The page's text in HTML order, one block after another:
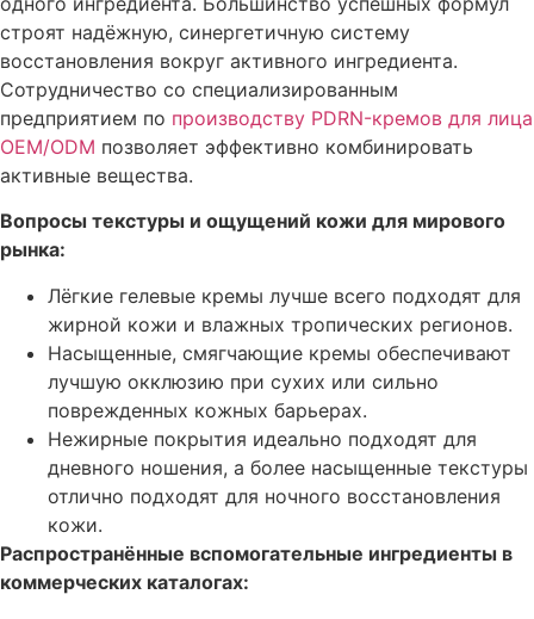
строят надёжную, синергетичную систему
восстановления вокруг активного ингредиента.
Сотрудничество со специализированным
предприятием по производству PDRN-кремов для лица
OEM/ODM позволяет эффективно комбинировать
активные вещества.
Вопросы текстуры и ощущений кожи для мирового
рынка:
Лёгкие гелевые кремы лучше всего подходят для
жирной кожи и влажных тропических регионов.
Насыщенные, смягчающие кремы обеспечивают
лучшую окклюзию при сухих или сильно
поврежденных кожных барьерах.
Нежирные покрытия идеально подходят для
дневного ношения, а более насыщенные текстуры
отлично подходят для ночного восстановления
кожи.
Распространённые вспомогательные ингредиенты в
коммерческих каталогах: